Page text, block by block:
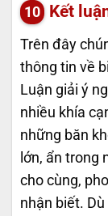
Kết
Trên đây
thông tin về
Luận giải ý
nhiều khía
những băn
lớn, ẩn trong
cho cùng,
nhận biết.